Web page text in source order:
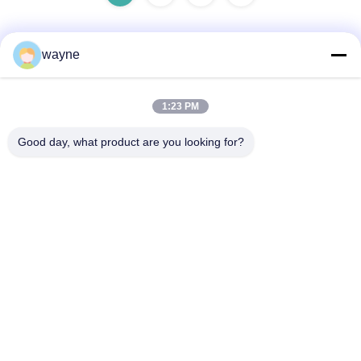
Но. 1, дорога Xinglong 2-ая, индустриальная зона
wayne
1:23 PM
Good day, what product are you looking for?